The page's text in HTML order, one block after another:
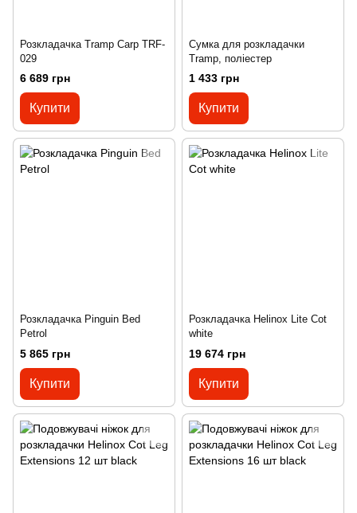
Розкладачка Tramp Carp TRF-
029
6 689 грн
Купити
Сумка для розкладачки
Tramp, поліестер
1 433 грн
Купити
Розкладачка Pinguin Bed
Petrol
5 865 грн
Купити
Розкладачка Helinox Lite Cot
white
19 674 грн
Купити